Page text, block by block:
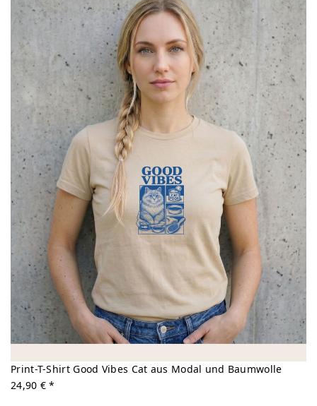
Print-T-Shirt Good Vibes Cat aus Modal und Baumwolle
24,90 € *